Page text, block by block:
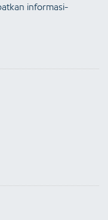
informasi-